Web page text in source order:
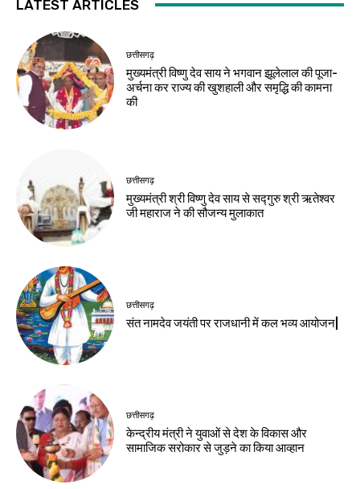
LATEST ARTICLES
छत्तीसगढ़
मुख्यमंत्री विष्णु देव साय ने भगवान झूलेलाल की पूजा-
अर्चना कर राज्य की खुशहाली और समृद्धि की कामना
की
छत्तीसगढ़
मुख्यमंत्री श्री विष्णु देव साय से सद्गुरु श्री ऋतेश्वर
जी महाराज ने की सौजन्य मुलाकात
छत्तीसगढ़
संत नामदेव जयंती पर राजधानी में कल भव्य आयोजन|
छत्तीसगढ़
केन्द्रीय मंत्री ने युवाओं से देश के विकास और
सामाजिक सरोकार से जुड़ने का किया आव्हान